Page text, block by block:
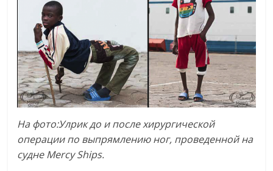
На фото:Улрикдо и послехирургической
операции по выпрямлению ног, проведенной на
судне Mercy Ships.